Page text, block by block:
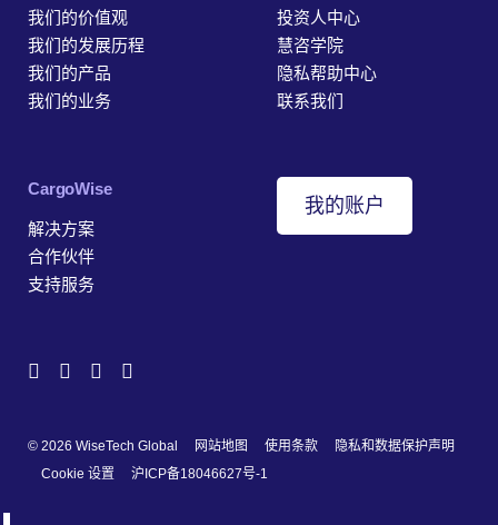
我们的价值观
我们的发展历程
我们的产品
我们的业务
投资人中心
慧咨学院
隐私帮助中心
联系我们
‎CargoWise
解决方案
合作伙伴
支持服务
我的账户
© 2026 WiseTech Global 网站地图 使用条款
隐私和数据保护声明
Cookie 设置
沪ICP备18046627号-1